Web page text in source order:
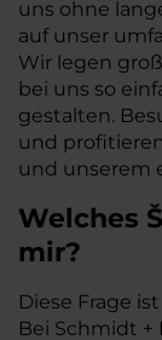
uns ohne
auf unser
Wir legen
bei uns so
gestalten.
und
und unserem
Welches
mir?
Diese Frage
Bei Schmidt +